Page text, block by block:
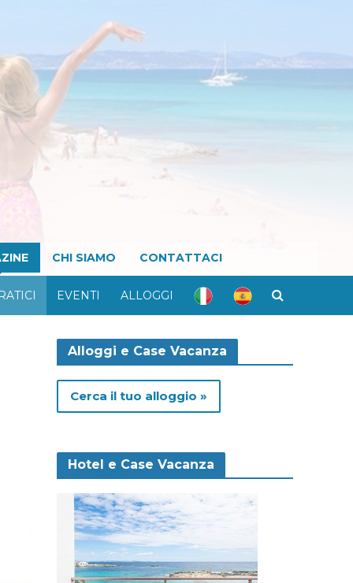
CHI SIAMO CONTATTACI
EVENTI ALLOGGI
Alloggi e Case Vacanza
Cerca il tuo alloggio »
Hotel e Case Vacanza